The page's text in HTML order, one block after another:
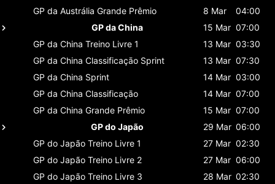
GP da Austrália Grande Prêmio 8 Mar
04:00
GP da China
15 Mar 07:00
GP da China Treino Livre 1 13 Mar 03:30
GP da China Classificaçāo Sprint 13 Mar 07:30
GP da China Sprint 14 Mar 03:00
GP da China Classificaçāo 14 Mar 07:00
GP da China Grande Prêmio 15 Mar 07:00
GP do Japão
29 Mar 06:00
GP do Japão Treino Livre 1 27 Mar 02:30
GP do Japão Treino Livre 2 27 Mar 06:00
GP do Japão Treino Livre 3 28 Mar 02:30